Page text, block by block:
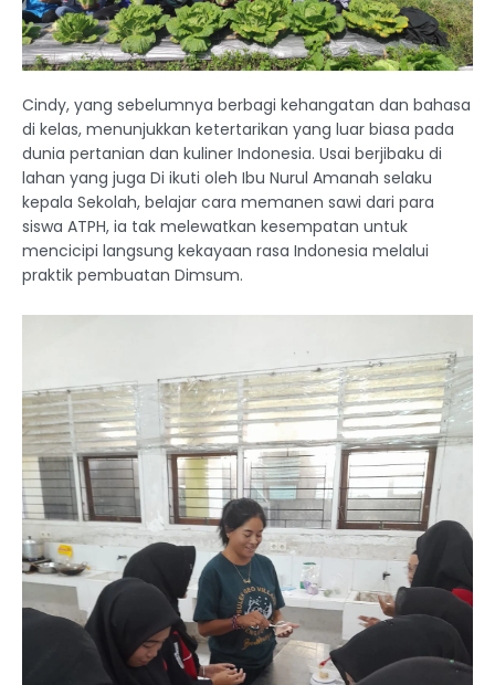
Cindy, yang sebelumnya berbagi kehangatan dan bahasa
di kelas, menunjukkan ketertarikan yang luar biasa pada
dunia pertanian dan kuliner Indonesia. Usai berjibaku di
lahan yang juga Di ikuti oleh Ibu Nurul Amanah selaku
kepala Sekolah, belajar cara memanen sawi dari para
siswa ATPH, ia tak melewatkan kesempatan untuk
mencicipi langsung kekayaan rasa Indonesia melalui
praktik pembuatan Dimsum.